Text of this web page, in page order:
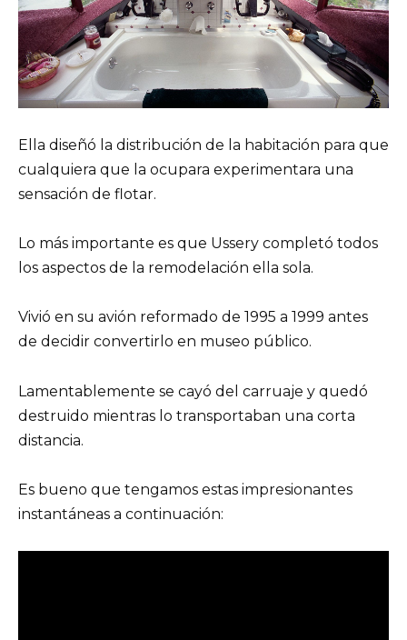
Ella diseñó la distribución de la habitación para que
cualquiera que la ocupara experimentara una
sensación de flotar.
Lo más importante es que Ussery completó todos
los aspectos de la remodelación ella sola.
Vivió en su avión reformado de 1995 a 1999 antes
de decidir convertirlo en museo público.
Lamentablemente se cayó del carruaje y quedó
destruido mientras lo transportaban una corta
distancia.
Es bueno que tengamos estas impresionantes
instantáneas a continuación: